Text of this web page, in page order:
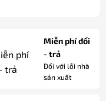
Miễn phí đổi
- trả
Đối với lỗi nhà
sản xuất